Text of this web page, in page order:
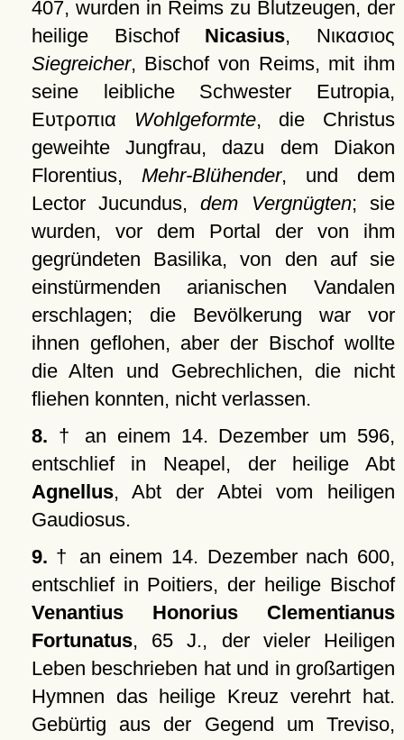
407, wurden in Reims zu Blutzeugen, der
heilige Bischof Nicasius, Νικασιος
Siegreicher, Bischof von Reims, mit ihm
seine leibliche Schwester Eutropia,
Ευτροπια
Wohlgeformte, die Christus
geweihte Jungfrau, dazu dem Diakon
Florentius, Mehr-Blühender, und dem
Lector Jucundus,dem Vergnügten; sie
wurden, vor dem Portal der von ihm
gegründeten Basilika, von den auf sie
einstürmenden arianischen Vandalen
erschlagen; die Bevölkerung war vor
ihnen geflohen, aber der Bischof wollte
die Alten und Gebrechlichen, die nicht
fliehen konnten, nicht verlassen.
8. † an einem 14. Dezember um 596,
entschlief in Neapel, der heilige Abt
Agnellus, Abt der Abtei vom heiligen
Gaudiosus.
9. † an einem 14. Dezember nach 600,
entschlief in Poitiers, der heilige Bischof
Venantius Honorius Clementianus
Fortunatus, 65 J., der vieler Heiligen
Leben beschrieben hat und in großartigen
Hymnen das heilige Kreuz verehrt hat.
Gebürtig aus der Gegend um Treviso,